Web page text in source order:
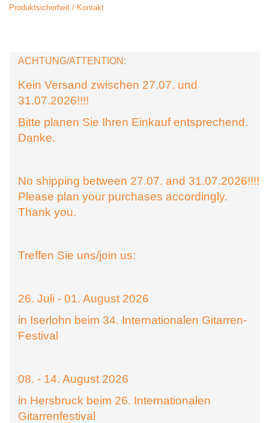
Produktsicherheit / Kontakt
ACHTUNG/ATTENTION:
Kein Versand zwischen 27.07. und
31.07.2026!!!!
Bitte planen Sie Ihren Einkauf entsprechend.
Danke.
No shipping between 27.07. and 31.07.2026!!!!
Please plan your purchases accordingly.
Thank you.
Treffen Sie uns/join us:
26. Juli - 01. August 2026
in Iserlohn beim 34. Internationalen Gitarren-
Festival
08. - 14. August 2026
in Hersbruck beim 26. Internationalen
Gitarrenfestival